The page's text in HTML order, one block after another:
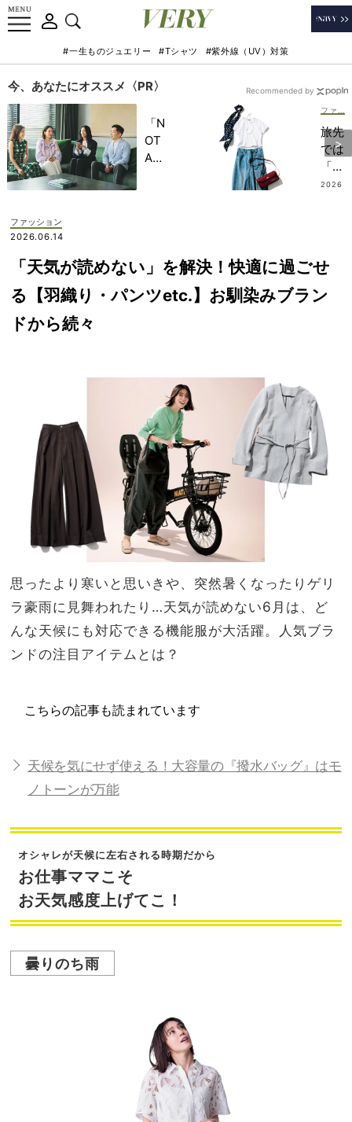
#一生ものジュエリー #Tシャツ #紫外線（UV）対策
今、あなたにオススメ〈PR〉
「N
OT
A
記憶
に一
生残
旅】
旅先
では
「ジ
ュエ
で盛
カジ
ち物
リス
ト
2026
Recommended by
ファッション
2026.06.14
「天気が読めない」を解決！快適に過ごせ
る【羽織り・パンツetc.】お馴染みブラン
ドから続々
思ったより寒いと思いきや、突然暑くなったりゲリ
ラ豪雨に見舞われたり…天気が読めない6月は、ど
んな天候にも対応できる機能服が大活躍。人気ブラ
ンドの注目アイテムとは？
こちらの記事も読まれています
天候を気にせず使える！大容量の『撥水バッグ』はモ
ノトーンが万能
オシャレが天候に左右される時期だから
お仕事ママこそ
お天気感度上げてこ！
曇りのち雨